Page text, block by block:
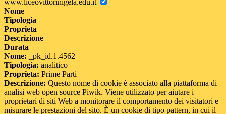
www.liceovittorinigela.edu.it
Nome
Tipologia
Proprieta
Descrizione
Durata
Nome: _pk_id.1.4562
Tipologia: analitico
Proprieta: Prime Parti
Descrizione: Questo nome di cookie è associato alla piattaforma di
analisi web open source Piwik. Viene utilizzato per aiutare i
proprietari di siti Web a monitorare il comportamento dei visitatori e
misurare le prestazioni del sito. È un cookie di tipo pattern, in cui il